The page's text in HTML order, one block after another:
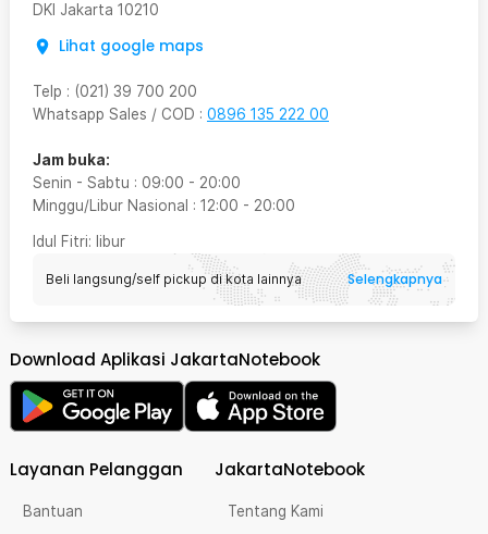
DKI Jakarta 10210
Lihat google maps
Telp : (021) 39 700 200
Whatsapp Sales / COD : 0896 135 222 00
Jam buka:
Senin - Sabtu : 09:00 - 20:00
Minggu/Libur Nasional : 12:00 - 20:00
Idul Fitri: libur
Beli langsung/self pickup di kota lainnya Selengkapnya
Download Aplikasi JakartaNotebook
Layanan Pelanggan
Bantuan
JakartaNotebook
Tentang Kami